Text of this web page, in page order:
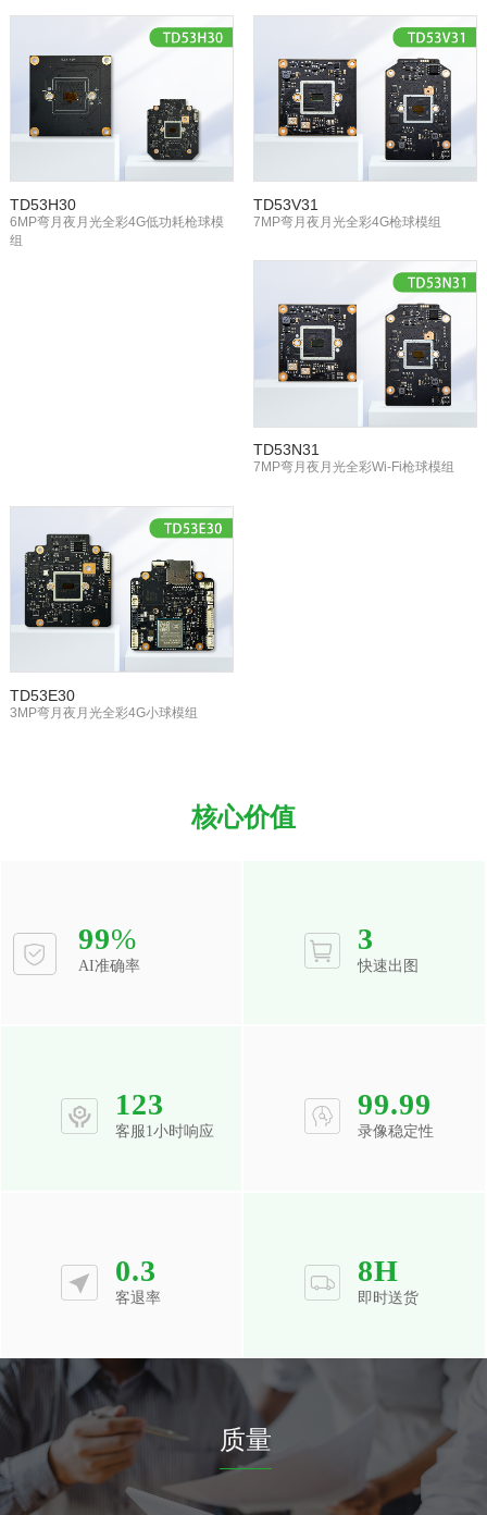
TD53H30
6MP弯月夜月光全彩4G低功耗枪球模
组
TD53V31
7MP弯月夜月光全彩4G枪球模组
TD53N31
7MP弯月夜月光全彩Wi-Fi枪球模组
TD53E30
3MP弯月夜月光全彩4G小球模组
核心价值
99%
AI准确率
3
快速出图
123
客服1小时响应
99.99
录像稳定性
0.3
客退率
8H
即时送货
质量